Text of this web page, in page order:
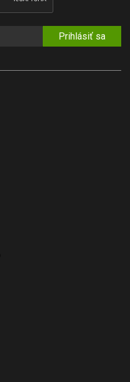
Prihlásiť sa